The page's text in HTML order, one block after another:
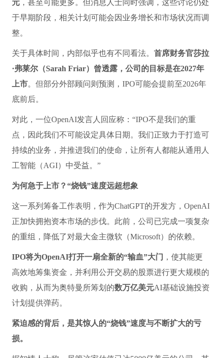
元，甚至可能更多。但消息人士同时强调，这些讨论仍处
于早期阶段，相关计划可能会因业务增长和市场状况而调
整。
关于具体时间，内部似乎也有不同看法。 首席财务官莎拉
·弗莱尔（Sarah Friar）曾透露，公司的目标是在2027年
上市。但部分外部顾问则预测，IPO可能会提前至2026年
底前后。
对此，一位OpenAI发言人回应称：“IPO不是我们的重
点，因此我们不可能设定具体日期。我们正致力于打造可
持续的业务，并推进我们的使命，让所有人都能从通用人
工智能（AGI）中受益。”
为何急于上市？“烧钱”速度远超想象
这一系列筹备工作表明，作为ChatGPT的开发方，OpenAI
正加快拥抱资本市场的步伐。此前，公司已完成一项复杂
的重组，降低了对最大金主微软（Microsoft）的依赖。
IPO将为OpenAI打开一扇全新的“输血”大门 ，使其能更
高效地筹集资金，并利用公开交易的股票进行更大规模的
收购，从而为奥特曼所筹划的数万亿美元AI基础设施投资
计划提供弹药。
紧迫感的背后，是其惊人的“烧钱”速度与不断扩大的亏
损。